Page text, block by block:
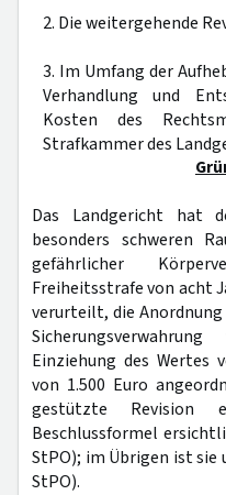
2. Die weitergehende
3. Im Umfang der
Verhandlung und
Kosten des
Strafkammer des
Das Landgericht hat
besonders schweren
gefährlicher
Freiheitsstrafe von acht
verurteilt, die
Einziehung des Wertes
von 1.500 Euro
gestützte
Beschlussformel
StPO); im Übrigen ist sie
StPO).